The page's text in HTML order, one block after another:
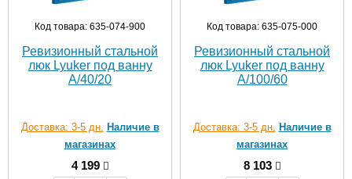
Код товара: 635-074-900
Ревизионный стальной
люк Lyuker под ванну
A/40/20
Доставка: 3-5 дн. Наличие в
магазинах
4 199
Код товара: 635-075-000
Ревизионный стальной
люк Lyuker под ванну
A/100/60
Доставка: 3-5 дн. Наличие в
магазинах
8 103